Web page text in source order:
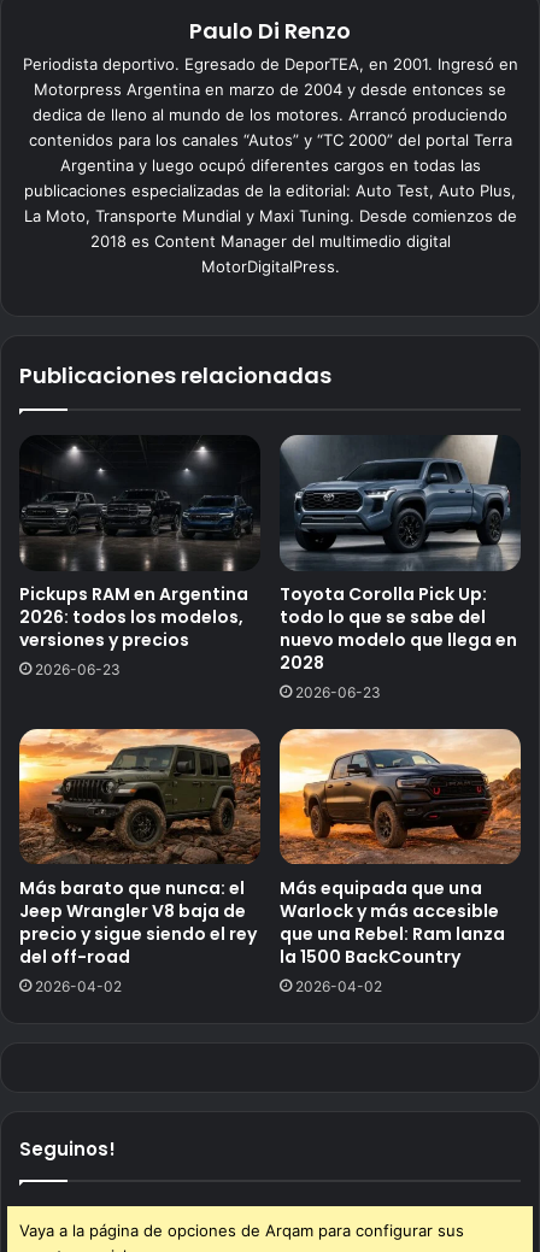
Paulo Di Renzo
Periodista deportivo. Egresado de DeporTEA, en 2001. Ingresó en
Motorpress Argentina en marzo de 2004 y desde entonces se
dedica de lleno al mundo de los motores. Arrancó produciendo
contenidos para los canales “Autos” y “TC 2000” del portal Terra
Argentina y luego ocupó diferentes cargos en todas las
publicaciones especializadas de la editorial: Auto Test, Auto Plus,
La Moto, Transporte Mundial y Maxi Tuning. Desde comienzos de
2018 es Content Manager del multimedio digital
MotorDigitalPress.
Publicaciones relacionadas
Pickups RAM en Argentina
2026: todos los modelos,
versiones y precios
2026-06-23
Toyota Corolla Pick Up:
todo lo que se sabe del
nuevo modelo que llega en
2028
2026-06-23
Más barato que nunca: el
Jeep Wrangler V8 baja de
precio y sigue siendo el rey
del off-road
2026-04-02
Más equipada que una
Warlock y más accesible
que una Rebel: Ram lanza
la 1500 BackCountry
2026-04-02
Seguinos!
Vaya a la página de opciones de Arqam para configurar sus